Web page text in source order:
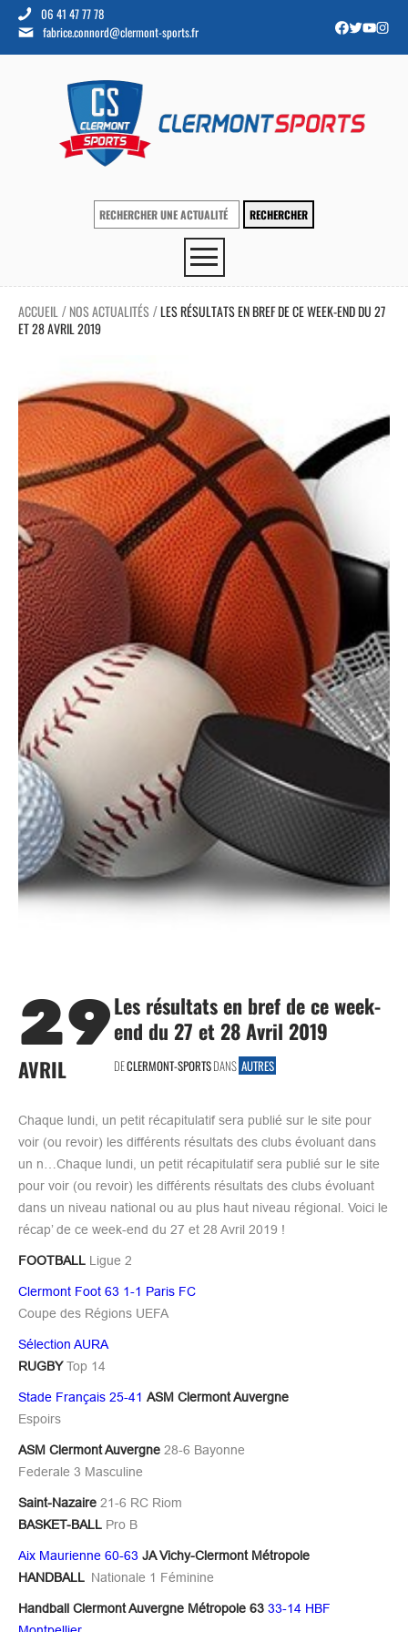
06 41 47 77 78
fabrice.connord@clermont-sports.fr
ACCUEIL / NOS ACTUALITÉS /LES RÉSULTATS EN BREF DE CE WEEK-END DU 27
ET 28 AVRIL 2019
29
AVRIL
Les résultats en bref de ce week-
end du 27 et 28 Avril 2019
DECLERMONT-SPORTSDANS AUTRES
Chaque lundi, un petit récapitulatif sera publié sur le site pour
voir (ou revoir) les différents résultats des clubs évoluant dans
un n…Chaque lundi, un petit récapitulatif sera publié sur le site
pour voir (ou revoir) les différents résultats des clubs évoluant
dans un niveau national ou au plus haut niveau régional. Voici le
récap’ de ce week-end du 27 et 28 Avril 2019 !
FOOTBALL Ligue 2
Clermont Foot 63 1-1 Paris FC
Coupe des Régions UEFA
Sélection AURA
RUGBYTop 14
Stade Français 25-41 ASM Clermont Auvergne
Espoirs
ASM Clermont Auvergne 28-6 Bayonne
Federale 3 Masculine
Saint-Nazaire 21-6 RC Riom
BASKET-BALL Pro B
Aix Maurienne 60-63 JA Vichy-Clermont Métropole
HANDBALL Nationale 1 Féminine
Handball Clermont Auvergne Métropole 63 33-14 HBF